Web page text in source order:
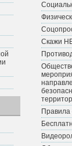
Скажи
Правила